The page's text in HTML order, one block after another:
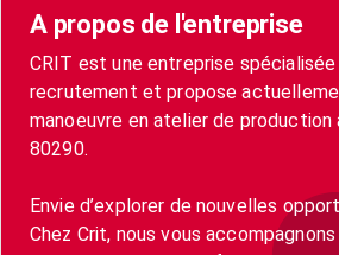
A propos de l'entreprise
CRIT est une entreprise spécialisée
recrutement et propose
manoeuvre en atelier de production
80290.
Envie d’explorer de nouvelles
Chez Crit, nous vous